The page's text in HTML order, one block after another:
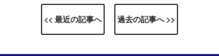
<< 最近の記事へ 過去の記事へ >>